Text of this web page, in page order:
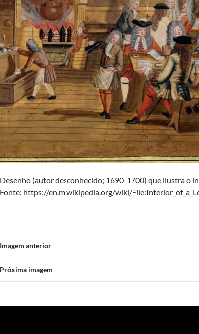
Desenho (autor desconhecido; 1690-1700) que ilustra o
Fonte: https://en.m.wikipedia.org/wiki/
Imagem anterior
Próxima imagem